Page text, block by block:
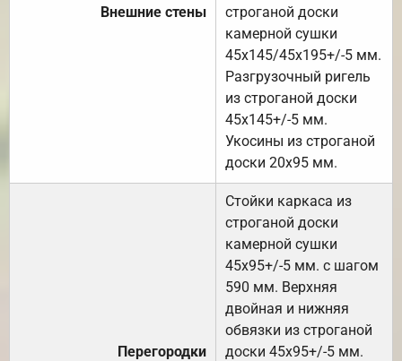
Внешние стены
строганой доски
камерной сушки
45х145/45х195+/-5 мм.
Разгрузочный ригель
из строганой доски
45х145+/-5 мм.
Укосины из строганой
доски 20х95 мм.
Перегородки
Стойки каркаса из
строганой доски
камерной сушки
45х95+/-5 мм. с шагом
590 мм. Верхняя
двойная и нижняя
обвязки из строганой
доски 45х95+/-5 мм.